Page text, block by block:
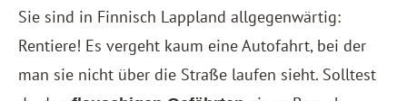
Sie sind in Finnisch Lappland allgegenwärtig:
Rentiere! Es vergeht kaum eine Autofahrt, bei der
man sie nicht über die Straße laufen sieht. Solltest